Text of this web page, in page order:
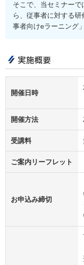
そこで、当セミナー
ら、従事者に対する
事者向けeラーニング
実施概要
開催日時
開催方法
受講料
ご案内リーフレット
お申込み締切